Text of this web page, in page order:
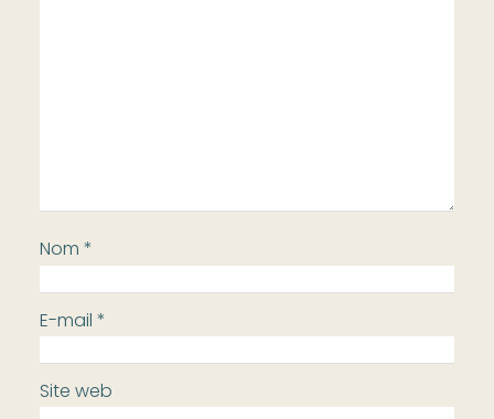
Nom*
E-mail*
Site web